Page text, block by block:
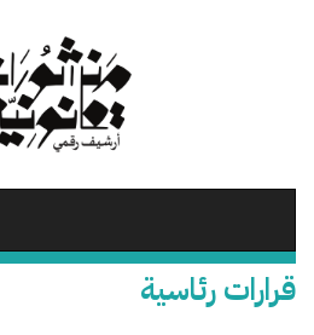
قرارات رئاسية